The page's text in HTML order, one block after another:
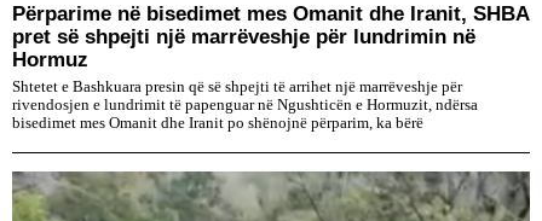
Përparime në bisedimet mes Omanit dhe Iranit, SHBA
pret së shpejti një marrëveshje për lundrimin në
Hormuz
Shtetet e Bashkuara presin që së shpejti të arrihet një marrëveshje për
rivendosjen e lundrimit të papenguar në Ngushticën e Hormuzit, ndërsa
bisedimet mes Omanit dhe Iranit po shënojnë përparim, ka bërë